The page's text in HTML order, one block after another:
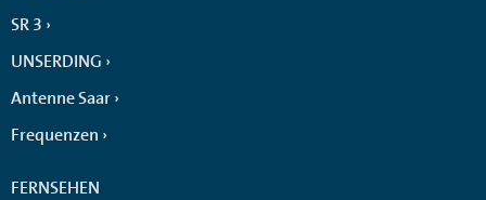
SR 3
UNSERDING
Antenne Saar
Frequenzen
FERNSEHEN